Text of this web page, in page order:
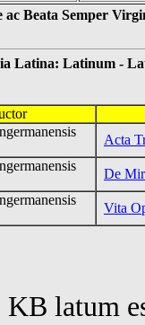
Beata Semper
Latinum -
Acta
De
Vita
latum